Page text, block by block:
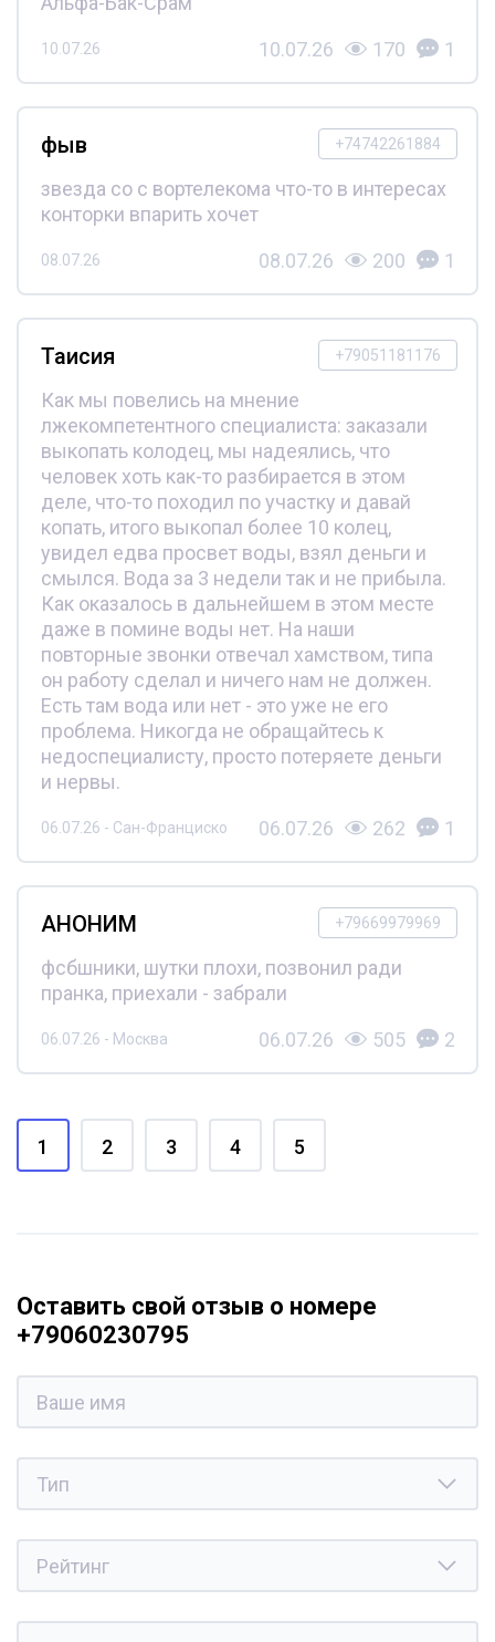
10.07.26 10.07.26 170 1
+74742261884
фыв
звезда со с вортелекома что-то в интересах
конторки впарить хочет
08.07.26 08.07.26 200 1
+79051181176
Таисия
Как мы повелись на мнение
лжекомпетентного специалиста: заказали
выкопать колодец, мы надеялись, что
человек хоть как-то разбирается в этом
деле, что-то походил по участку и давай
копать, итого выкопал более 10 колец,
увидел едва просвет воды, взял деньги и
смылся. Вода за 3 недели так и не прибыла.
Как оказалось в дальнейшем в этом месте
даже в помине воды нет. На наши
повторные звонки отвечал хамством, типа
он работу сделал и ничего нам не должен.
Есть там вода или нет - это уже не его
проблема. Никогда не обращайтесь к
недоспециалисту, просто потеряете деньги
и нервы.
06.07.26 - Сан-Франциско 06.07.26 262 1
+79669979969
АНОНИМ
фсбшники, шутки плохи, позвонил ради
пранка, приехали - забрали
06.07.26 - Москва 06.07.26 505 2
1 2 3 4 5
Оставить свой отзыв о номере
+79060230795